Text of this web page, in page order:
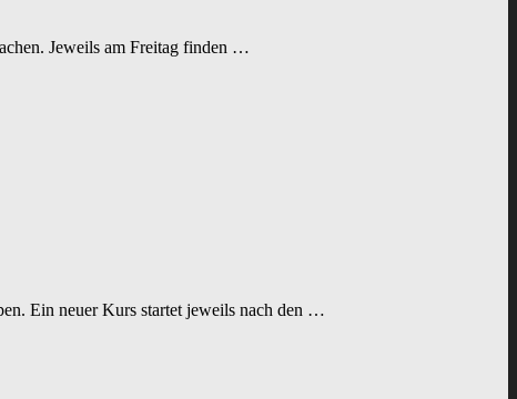
Jeweils am Freitag finden …
Ein neuer Kurs startet jeweils nach den …